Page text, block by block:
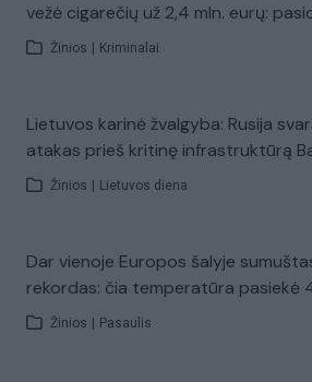
vežė cigarečių už 2,4 mln. eurų:
Žinios Kriminalai
Lietuvos karinė žvalgyba: Rusija
atakas prieš kritinę infrastruktūrą
Žinios Lietuvos diena
Dar vienoje Europos šalyje
rekordas: čia temperatūra pasiekė
Žinios Pasaulis